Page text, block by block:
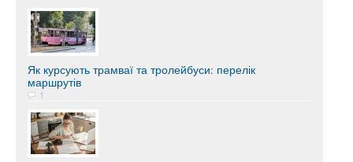
Як курсують трамваї та тролейбуси: перелік
маршрутів
1